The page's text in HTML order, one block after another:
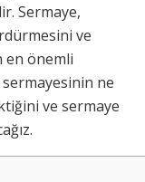
Sermaye,
ve
en önemli
ne
ve sermaye